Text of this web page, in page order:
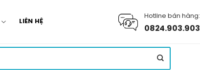
LIÊN HỆ
Hotline bán hàng:
0824.903.903